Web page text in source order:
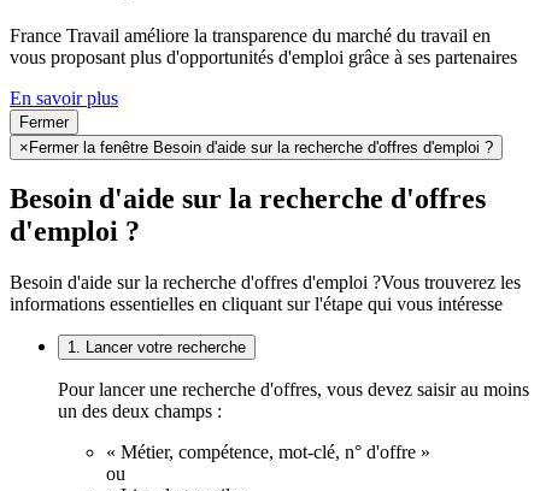
France Travail améliore la transparence du marché du travail en
vous proposant plus d'opportunités d'emploi grâce à ses partenaires
En savoir plus
Fermer
×Fermer la fenêtre Besoin d'aide sur la recherche d'offres d'emploi ?
Besoin d'aide sur la recherche d'offres
d'emploi ?
Besoin d'aide sur la recherche d'offres d'emploi ?Vous trouverez les
informations essentielles en cliquant sur l'étape qui vous intéresse
1. Lancer votre recherche
Pour lancer une recherche d'offres, vous devez saisir au moins
un des deux champs :
« Métier, compétence, mot-clé, n° d'offre »
ou